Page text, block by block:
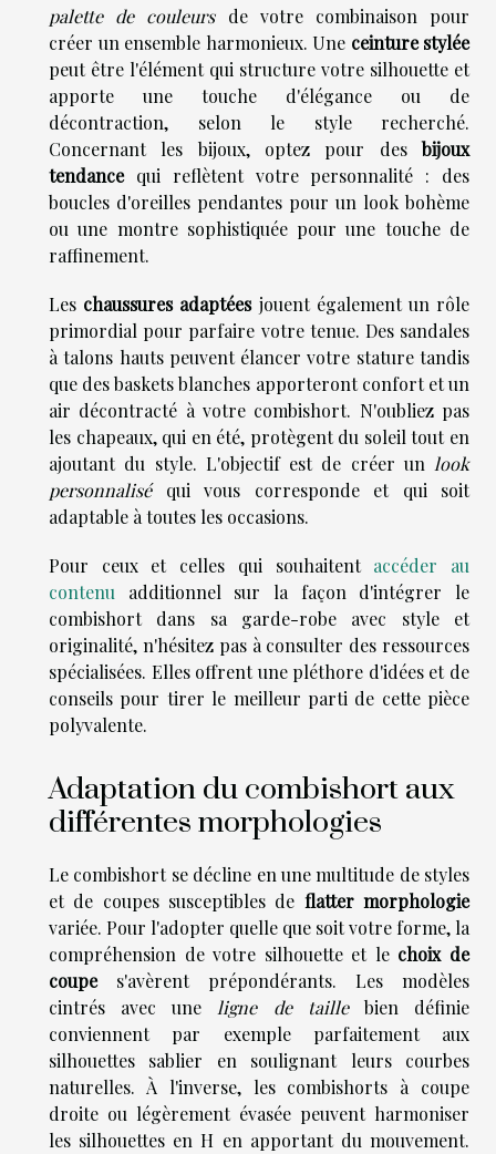
palette de couleursde votre combinaison pour
créer un ensemble harmonieux. Une ceinture stylée
peut être l'élément qui structure votre silhouette et
apporte une touche d'élégance ou de
décontraction, selon le style recherché.
Concernant les bijoux, optez pour desbijoux
tendancequi reflètent votre personnalité : des
boucles d'oreilles pendantes pour un look bohème
ou une montre sophistiquée pour une touche de
raffinement.
Les chaussures adaptéesjouent également un rôle
primordial pour parfaire votre tenue. Des sandales
à talons hauts peuvent élancer votre stature tandis
que des baskets blanches apporteront confort et un
air décontracté à votre combishort. N'oubliez pas
les chapeaux, qui en été, protègent du soleil tout en
ajoutant du style. L'objectif est de créer un look
personnaliséqui vous corresponde et qui soit
adaptable à toutes les occasions.
Pour ceux et celles qui souhaitent accéder au
contenu additionnel sur la façon d'intégrer le
combishort dans sa garde-robe avec style et
originalité, n'hésitez pas à consulter des ressources
spécialisées. Elles offrent une pléthore d'idées et de
conseils pour tirer le meilleur parti de cette pièce
polyvalente.
Adaptation du combishort aux
différentes morphologies
Le combishort se décline en une multitude de styles
et de coupes susceptibles de flatter morphologie
variée. Pour l'adopter quelle que soit votre forme, la
compréhension de votre silhouette et le choix de
coupes'avèrent prépondérants. Les modèles
cintrés avec une ligne de taillebien définie
conviennent par exemple parfaitement aux
silhouettes sablier en soulignant leurs courbes
naturelles. À l'inverse, les combishorts à coupe
droite ou légèrement évasée peuvent harmoniser
les silhouettes en H en apportant du mouvement.